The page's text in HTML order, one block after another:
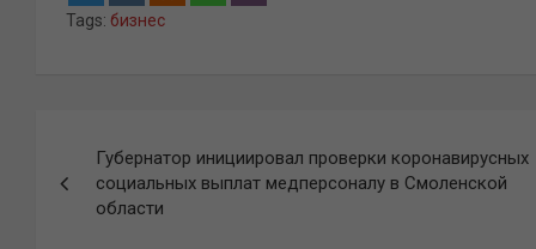
Tags: бизнес
по
записям
Губернатор инициировал проверки коронавирусных
социальных выплат медперсоналу в Смоленской
области